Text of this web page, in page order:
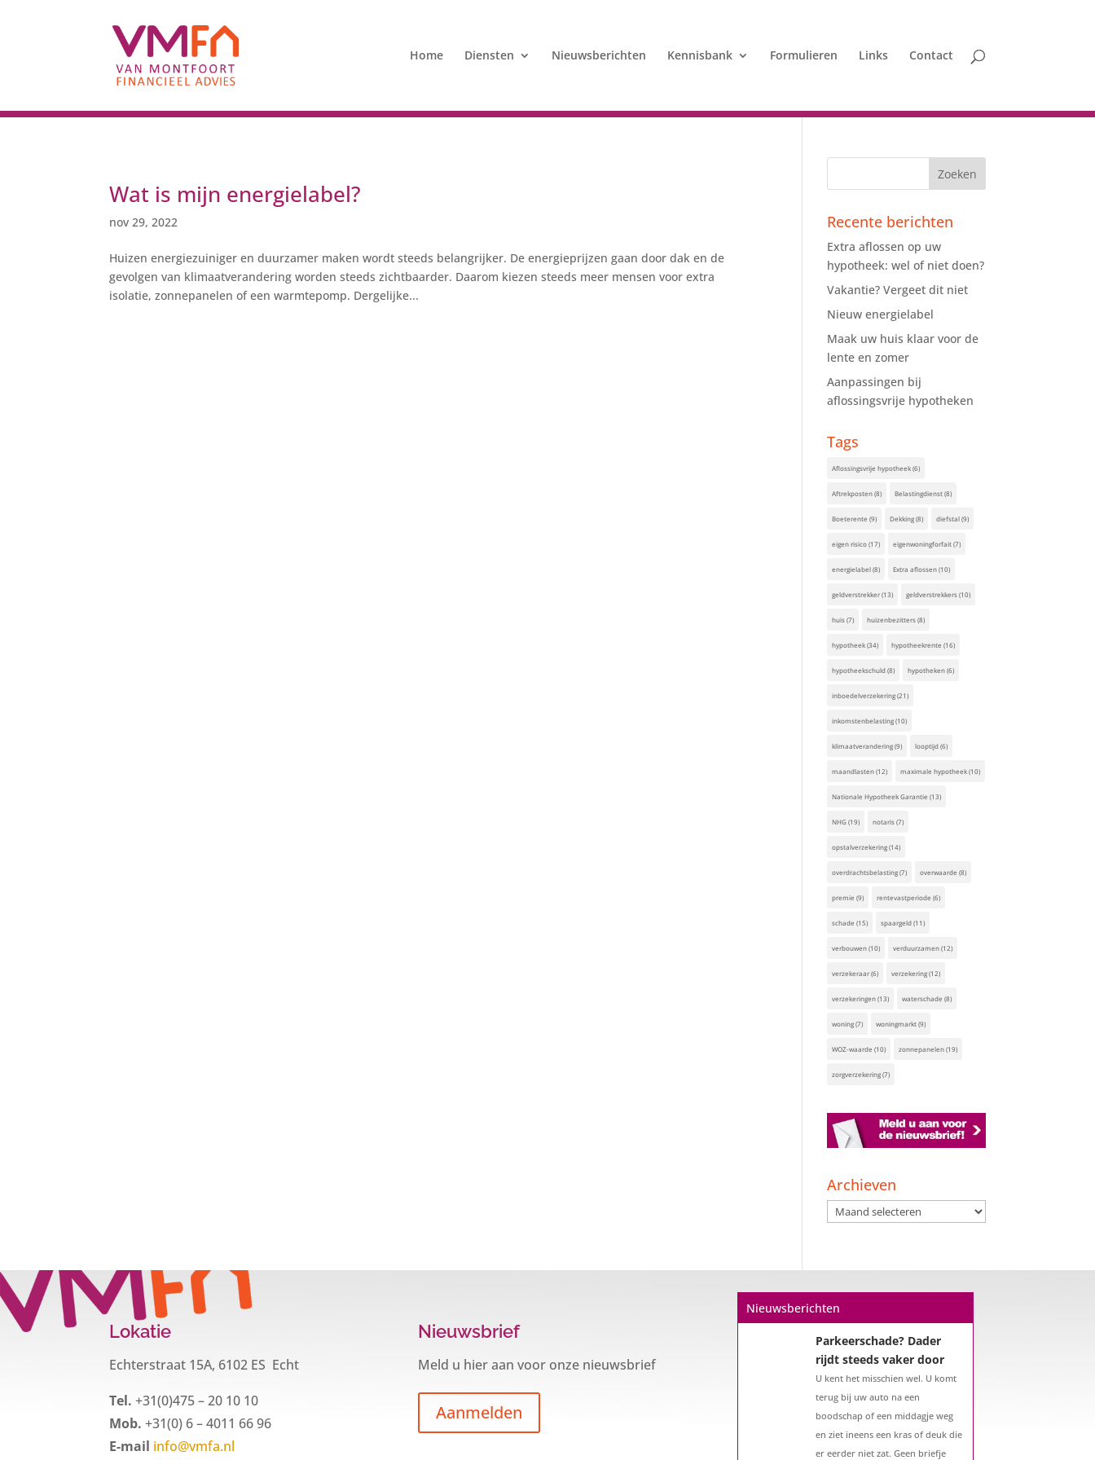
Home Diensten Nieuwsberichten Kennisbank Formulieren Links Contact
Wat is mijn energielabel?
nov 29, 2022
Huizen energiezuiniger en duurzamer maken wordt steeds belangrijker. De energieprijzen gaan door dak en de
gevolgen van klimaatverandering worden steeds zichtbaarder. Daarom kiezen steeds meer mensen voor extra
isolatie, zonnepanelen of een warmtepomp. Dergelijke...
Recente berichten
Extra aflossen op uw
hypotheek: wel of niet doen?
Vakantie? Vergeet dit niet
Nieuw energielabel
Maak uw huis klaar voor de
lente en zomer
Aanpassingen bij
aflossingsvrije hypotheken
Tags
Aflossingsvrije hypotheek(6)
Aftrekposten(8) Belastingdienst(8)
Boeterente (9) Dekking(8) diefstal(9)
eigen risico(17) eigenwoningforfait(7)
energielabel(8) Extra aflossen(10)
geldverstrekker(13) geldverstrekkers(10)
huis(7) huizenbezitters(8)
hypotheek(34) hypotheekrente (16)
hypotheekschuld(8) hypotheken(6)
inboedelverzekering(21)
inkomstenbelasting(10)
klimaatverandering(9) looptijd(6)
maandlasten(12) maximale hypotheek(10)
Nationale Hypotheek Garantie (13)
NHG(19) notaris(7)
opstalverzekering(14)
overdrachtsbelasting(7) overwaarde (8)
premie (9) rentevastperiode (6)
schade (15) spaargeld(11)
verbouwen(10) verduurzamen(12)
verzekeraar(6) verzekering(12)
verzekeringen(13) waterschade (8)
woning(7) woningmarkt(9)
WOZ-waarde (10) zonnepanelen(19)
zorgverzekering(7)
Archieven
Archieven
Lokatie
Echterstraat 15A, 6102 ES Echt
Tel. +31(0)475 – 20 10 10
Mob. +31(0) 6 – 4011 66 96
E-mail info@vmfa.nl
Nieuwsbrief
Meld u hier aan voor onze nieuwsbrief
Aanmelden
Nieuwsberichten
Parkeerschade? Dader
rijdt steeds vaker door
U kent het misschien wel. U komt
terug bij uw auto na een
boodschap of een middagje weg
en ziet ineens een kras of deuk die
er eerder niet zat. Geen briefje